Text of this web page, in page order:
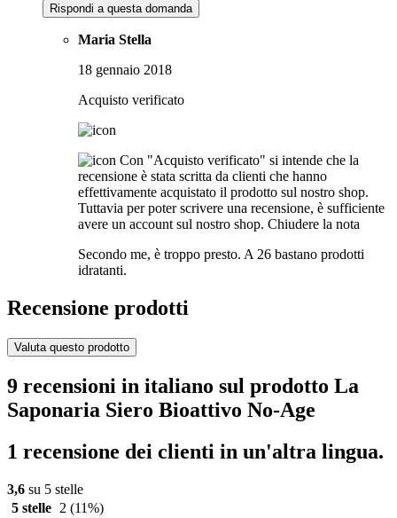
Rispondi a questa domanda
Maria Stella
18 gennaio 2018
Acquisto verificato
Con "Acquisto verificato" si intende che la
recensione è stata scritta da clienti che hanno
effettivamente acquistato il prodotto sul nostro shop.
Tuttavia per poter scrivere una recensione, è sufficiente
avere un account sul nostro shop. Chiudere la nota
Secondo me, è troppo presto. A 26 bastano prodotti
idratanti.
Recensione prodotti
Valuta questo prodotto
9 recensioni in italiano sul prodotto La
Saponaria Siero Bioattivo No-Age
1 recensione dei clienti in un'altra lingua.
3,6 su 5 stelle
5 stelle
2 (11%)